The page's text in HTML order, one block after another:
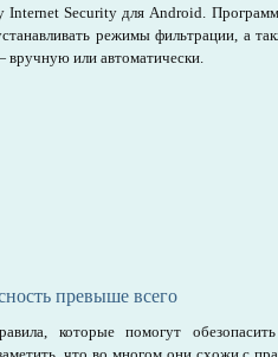
Internet Security для Android.
режимы фильтрации, а
или автоматически.
превыше всего
которые помогут